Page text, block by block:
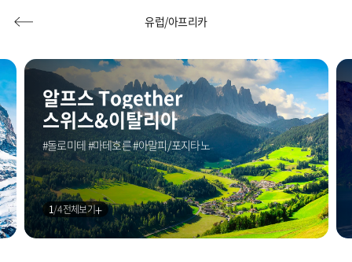
기획전/홈쇼핑 이벤트/혜택
투어플랜
여행혜택+
허니문 투어플랜/라이프 기업/단체
유럽/아프리카
유럽/아프리카
동남아
일본
중국
대만/홍콩/마카오
유럽/아프리카전체
서유럽
프랑스/남프랑스
스위스
이탈리아/시칠리아/돌로미티
서유럽 2개국
알프스 Together
스위스&이탈리아
#돌로미테 #마테호른 #아말피/포지타노
내가 원하던
동유럽 여행
그 완벽한 여행이 지금 시작된다
1/4전체보기